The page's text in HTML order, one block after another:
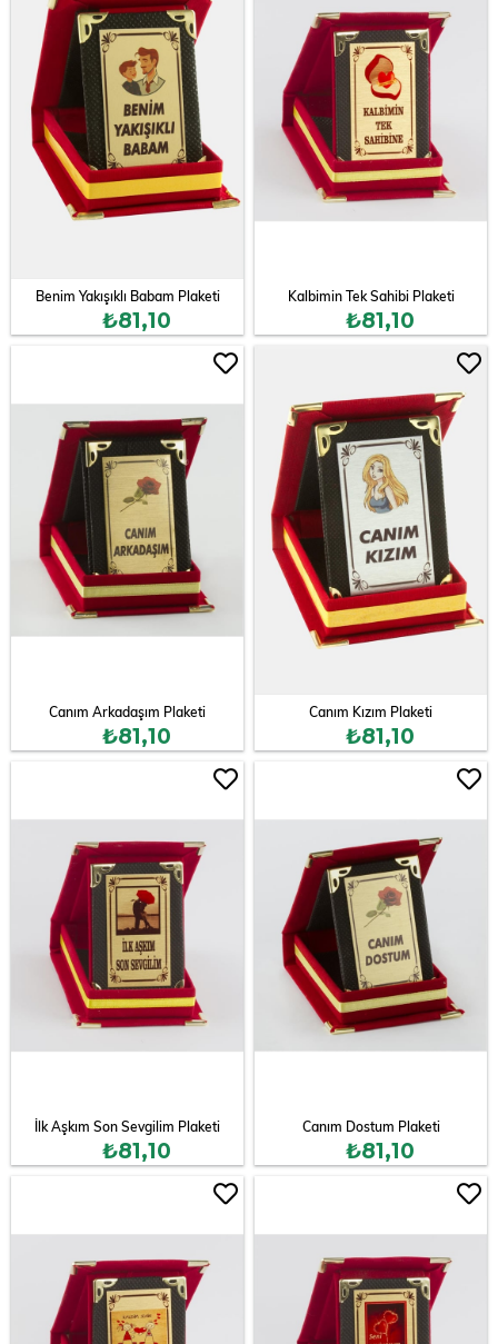
Benim Yakışıklı Babam Plaketi
₺81,10
Kalbimin Tek Sahibi Plaketi
₺81,10
Canım Arkadaşım Plaketi
₺81,10
Canım Kızım Plaketi
₺81,10
İlk Aşkım Son Sevgilim Plaketi
₺81,10
Canım Dostum Plaketi
₺81,10